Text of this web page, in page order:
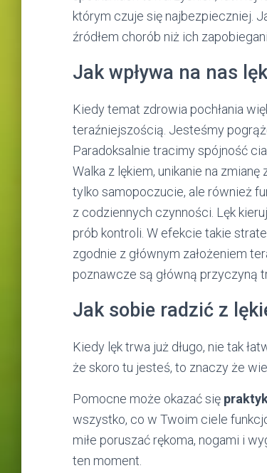
którym czuje się najbezpieczniej.
źródłem chorób niż ich
Jak wpływa na nas
Kiedy temat zdrowia pochłania
teraźniejszością. Jesteśmy
Paradoksalnie tracimy spójność
Walka z lękiem, unikanie na
tylko samopoczucie, ale również
z codziennych czynności. Lęk
prób kontroli. W efekcie takie
zgodnie z głównym założeniem
poznawcze są główną przyczyną
Jak sobie radzić z
Kiedy lęk trwa już długo, nie tak
że skoro tu jesteś, to znaczy że
Pomocne może okazać się
wszystko, co w Twoim ciele
miłe poruszać rękoma, nogami i
ten moment.